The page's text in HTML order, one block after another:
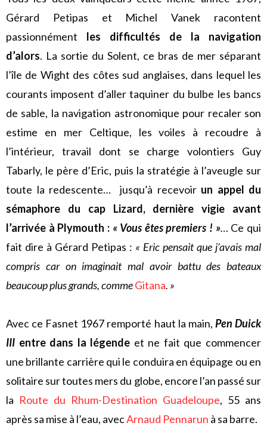
Gérard Petipas et Michel Vanek racontent
passionnément les difficultés de la navigation
d’alors. La sortie du Solent, ce bras de mer séparant
l’île de Wight des côtes sud anglaises, dans lequel les
courants imposent d’aller taquiner du bulbe les bancs
de sable, la navigation astronomique pour recaler son
estime en mer Celtique, les voiles à recoudre à
l’intérieur, travail dont se charge volontiers Guy
Tabarly, le père d’Eric, puis la stratégie à l’aveugle sur
toute la redescente… jusqu’à recevoir un appel du
sémaphore du cap Lizard, dernière vigie avant
l’arrivée à Plymouth : « Vous êtes premiers ! »… Ce qui
fait dire à Gérard Petipas : « Eric pensait que j’avais mal
compris car on imaginait mal avoir battu des bateaux
beaucoup plus grands, commeGitana. »
Avec ce Fasnet 1967 remporté haut la main, Pen Duick
III entre dans la légende et ne fait que commencer
une brillante carrière qui le conduira en équipage ou en
solitaire sur toutes mers du globe, encore l’an passé sur
la Route du Rhum-Destination Guadeloupe, 55 ans
après sa mise à l’eau, avecArnaud Pennarun à sa barre.